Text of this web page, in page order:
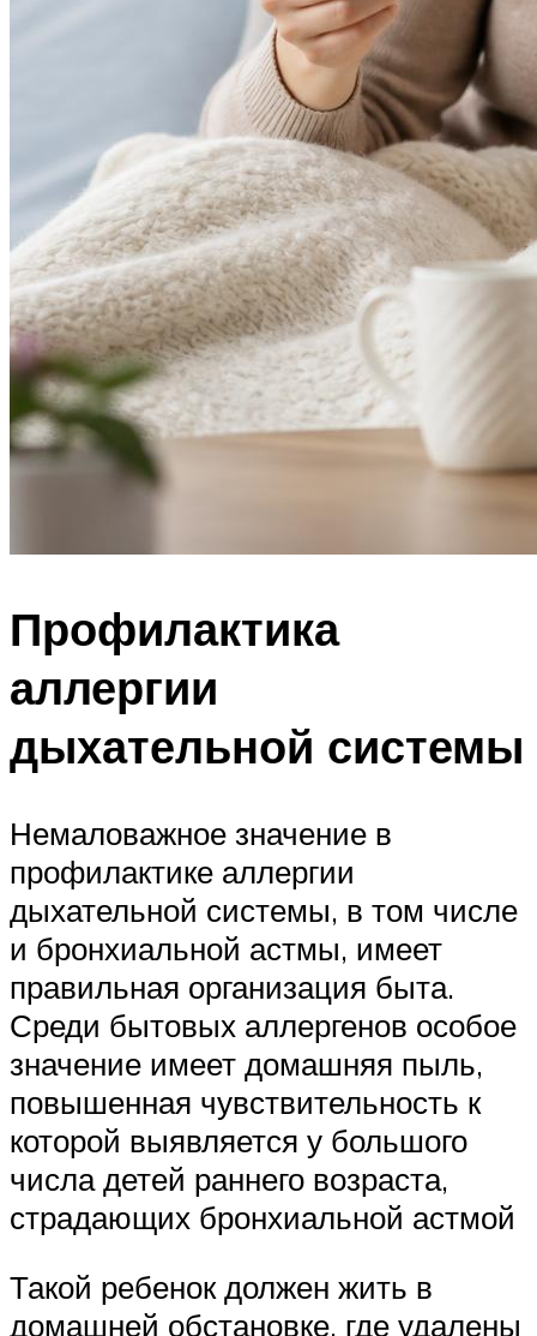
Профилактика
аллергии
дыхательной системы
Немаловажное значение в
профилактике аллергии
дыхательной системы, в том числе
и бронхиальной астмы, имеет
правильная организация быта.
Среди бытовых аллергенов особое
значение имеет домашняя пыль,
повышенная чувствительность к
которой выявляется у большого
числа детей раннего возраста,
страдающих бронхиальной астмой
Такой ребенок должен жить в
домашней обстановке, где удалены